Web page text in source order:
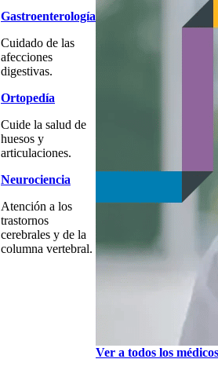
Gastroenterología
Cuidado de las
afecciones
digestivas.
Ortopedía
Cuide la salud de
huesos y
articulaciones.
Neurociencia
Atención a los
trastornos
cerebrales y de la
columna vertebral.
Ver a todos los médicos